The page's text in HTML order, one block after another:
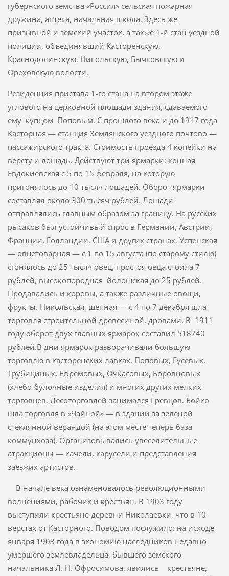
губернского земства «Россия» сельская пожарная
дружина, аптека, начальная школа. Здесь же
призывной и земский участок, а также 1-й стан уездной
полиции, объединявший Касторенскую,
Краснодолинскую, Никольскую, Бычковскую и
Ореховскую волости.
Резиденция пристава 1-го стана на втором этаже
углового на церковной площади здания, сдаваемого
ему купцом Поповым. С прошлого века и до 1917 года
Касторная — станция Землянского уездного почтово —
пассажирского тракта. Стоимость проезда 4 копейки на
версту и лошадь. Действуют три ярмарки: конная
Евдокиевская с 5 по 15 февраля, на которую
пригонялось до 10 тысяч лошадей. Оборот ярмарки
составлял около 300 тысяч рублей. Лошади
отправлялись главным образом за границу. На русских
рысаков был устойчивый спрос в Германии, Австрии,
Фран­ции, Голландии. США и других странах. Успенская
— овцетоварная — с 1 по 15 августа (по старому стилю)
сгонялось до 25 тысяч овец, простоя овца стоила 7
рублей, высоко­породная йолошская до 25 рублей.
Продавались и коровы, а также различные овощи,
фрукты. Никольская, щепная — с 4 по 7 декабря шла
торговля строитель­ной древесиной, дровами. В 1911
году оборот двух главных ярмарок составил 518740
рублей.В дни ярмарок разворачивали большую
торговлю в касторенских лавках, Поповых, Гусевых,
Трубициных, Ефремовых, Очкасовых, Боровновых
(хлебо-булочные изделия) и многих других мелких
торговцев. Лесоторговлей занимался Гревцов. Бойко
шла торговля в «Чайной» — в здании за зеленой
стеклянной верандой (на этом месте теперь база
коммунхоза). Организовывались увеселительные
атракционы — качели, карусели и представления
заезжих артистов.
В начале века ознаменовалось революционными
волнениями, рабочих и крестьян. В 1903 году
выступили крестьяне деревни Николаевки, что в 10
верстах от Касторного. Поводом послужило: на исходе
января 1903 года в экономию наследников недавно
умершего землевладельца, бывшего земского
начальника Л. Н. Офросимова, явились крестьяне,